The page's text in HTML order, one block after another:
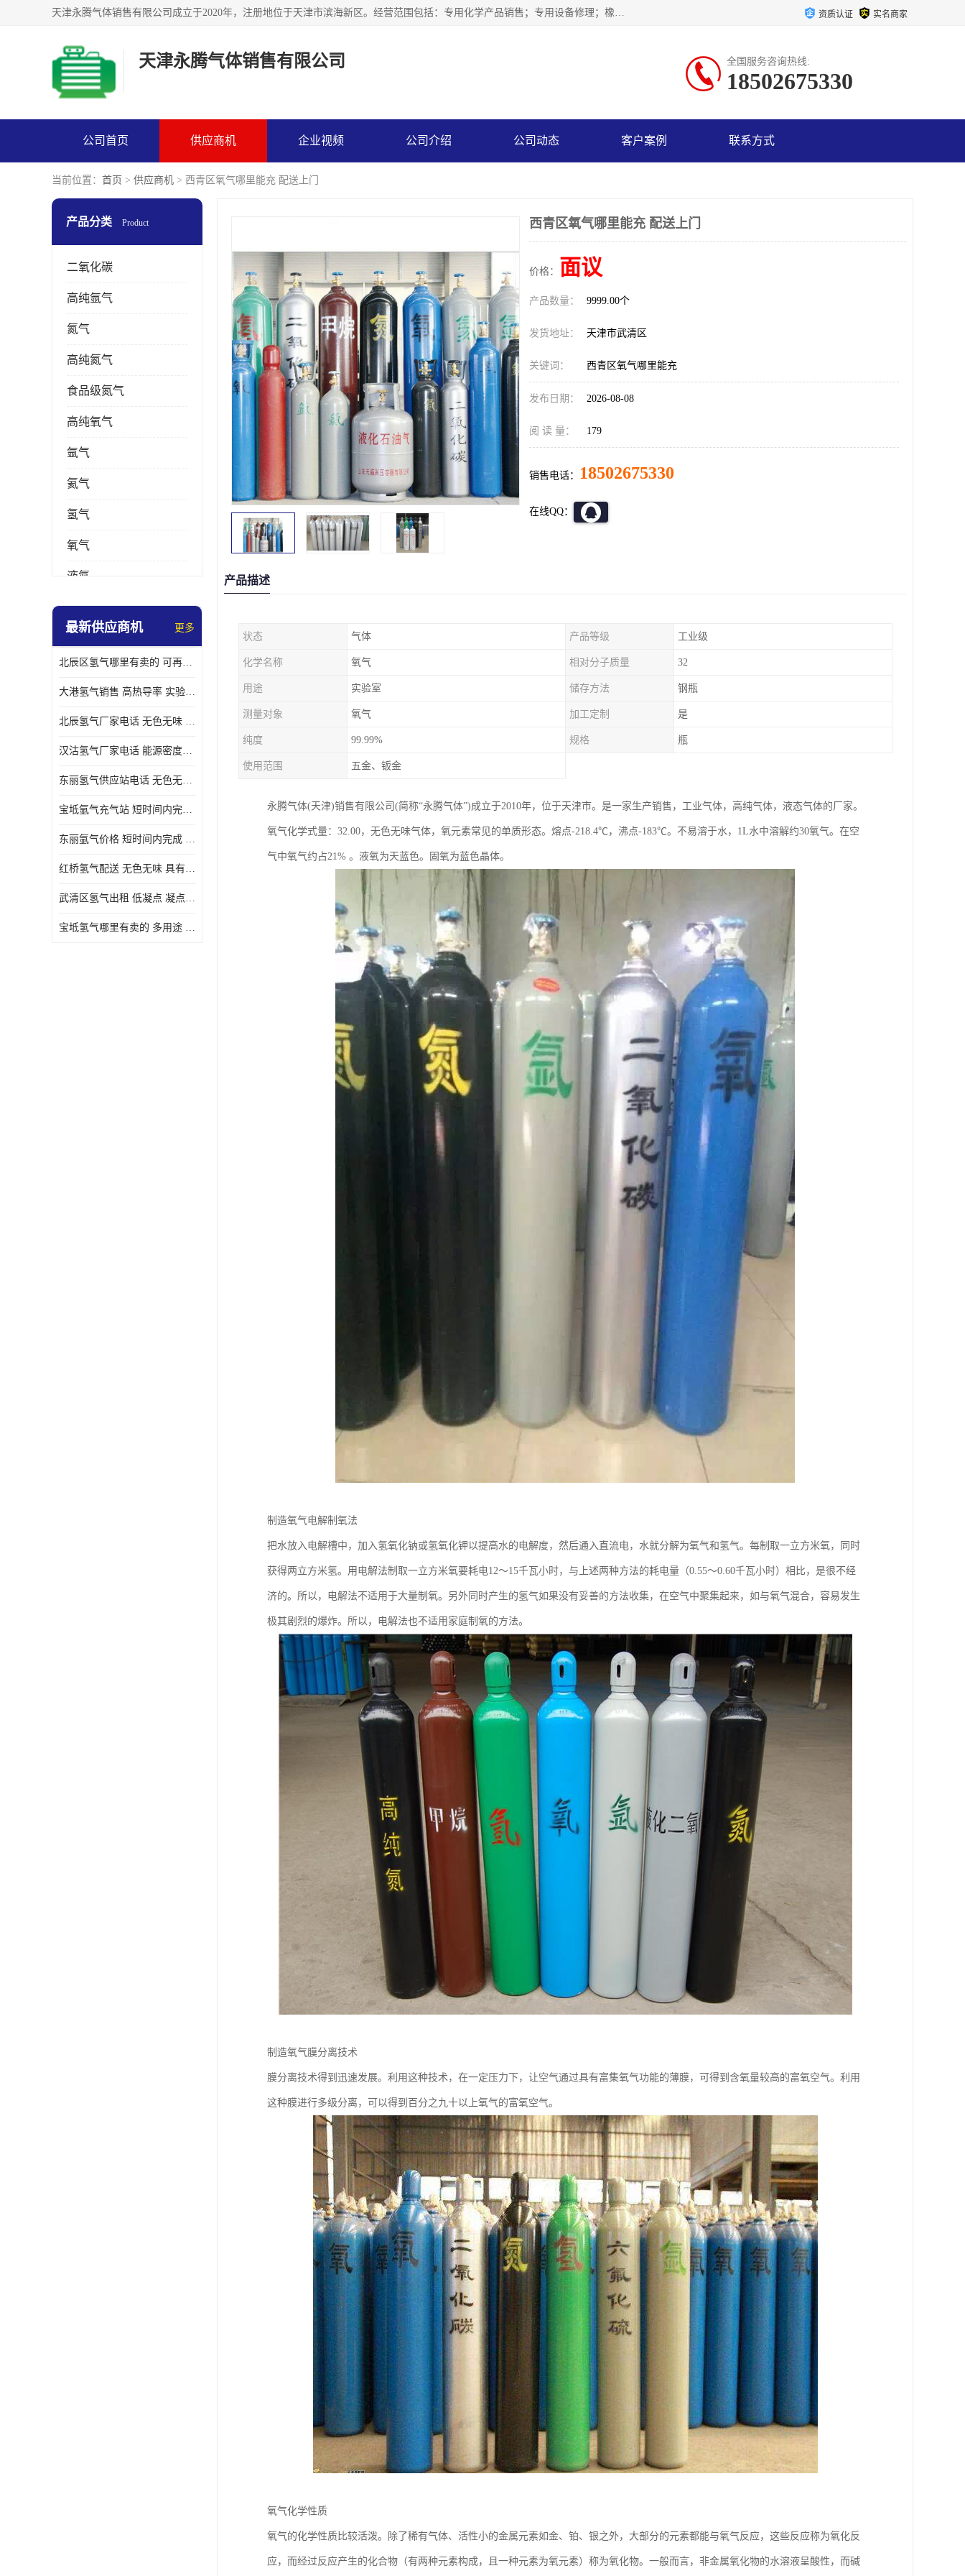
天津永腾气体销售有限公司成立于2020年，注册地位于天津市滨海新区。经营范围包括：专用化学产品销售；专用设备修理；橡胶制品销售；气体压缩机械销售；特种设备销售；仪器仪表销售；机械设备租赁；五金产品批发；食品添加剂销售等，主要供应：氧气、乙炔、氮气、氩气、氢气、氦气、液氨、液氮、一氧化碳、二氧化碳等，各种工业气体，高纯气体，食品级气体。 资质认证 实名商家
天津永腾气体销售有限公司 全国服务咨询热线:
18502675330
公司首页 供应商机 企业视频 公司介绍 公司动态 客户案例 联系方式
当前位置： 首页 > 供应商机 > 西青区氧气哪里能充 配送上门
产品分类 Product
二氧化碳
高纯氩气
氮气
高纯氮气
食品级氮气
高纯氧气
氩气
氦气
氢气
氧气
液氮
乙炔
最新供应商机 更多
北辰区氢气哪里有卖的 可再生 实验室应用
大港氢气销售 高热导率 实验室应用
北辰氢气厂家电话 无色无味 凝点为-259
汉沽氢气厂家电话 能源密度高 储存和传输便利
东丽氢气供应站电话 无色无味 储存和传输便利
宝坻氩气充气站 短时间内完成 人员经过培训
东丽氩气价格 短时间内完成 物流管理优良
红桥氢气配送 无色无味 具有较低的密度
武清区氢气出租 低凝点 凝点为-259
宝坻氢气哪里有卖的 多用途 可以在空气中上升
西青区氧气哪里能充 配送上门
价格： 面议
产品数量： 9999.00个
发货地址： 天津市武清区
关键词： 西青区氧气哪里能充
发布日期： 2026-08-08
阅 读 量： 179
销售电话： 18502675330
在线QQ：
产品描述
状态 气体 产品等级 工业级
化学名称 氧气 相对分子质量 32
用途 实验室 储存方法 钢瓶
测量对象 氧气 加工定制 是
纯度 99.99% 规格 瓶
使用范围 五金、钣金
永腾气体(天津)销售有限公司(简称“永腾气体”)成立于2010年，位于天津市。是一家生产销售，工业气体，高纯气体，液态气体的厂家。
氧气化学式量：32.00，无色无味气体，氧元素常见的单质形态。熔点-218.4℃，沸点-183℃。不易溶于水，1L水中溶解约30氧气。在空
气中氧气约占21% 。液氧为天蓝色。固氧为蓝色晶体。
制造氧气电解制氧法
把水放入电解槽中，加入氢氧化钠或氢氧化钾以提高水的电解度，然后通入直流电，水就分解为氧气和氢气。每制取一立方米氧，同时
获得两立方米氢。用电解法制取一立方米氧要耗电12～15千瓦小时，与上述两种方法的耗电量（0.55～0.60千瓦小时）相比，是很不经
济的。所以，电解法不适用于大量制氧。另外同时产生的氢气如果没有妥善的方法收集，在空气中聚集起来，如与氧气混合，容易发生
极其剧烈的爆炸。所以，电解法也不适用家庭制氧的方法。
制造氧气膜分离技术
膜分离技术得到迅速发展。利用这种技术，在一定压力下，让空气通过具有富集氧气功能的薄膜，可得到含氧量较高的富氧空气。利用
这种膜进行多级分离，可以得到百分之九十以上氧气的富氧空气。
氧气化学性质
氧气的化学性质比较活泼。除了稀有气体、活性小的金属元素如金、铂、银之外，大部分的元素都能与氧气反应，这些反应称为氧化反
应，而经过反应产生的化合物（有两种元素构成，且一种元素为氧元素）称为氧化物。一般而言，非金属氧化物的水溶液呈酸性，而碱